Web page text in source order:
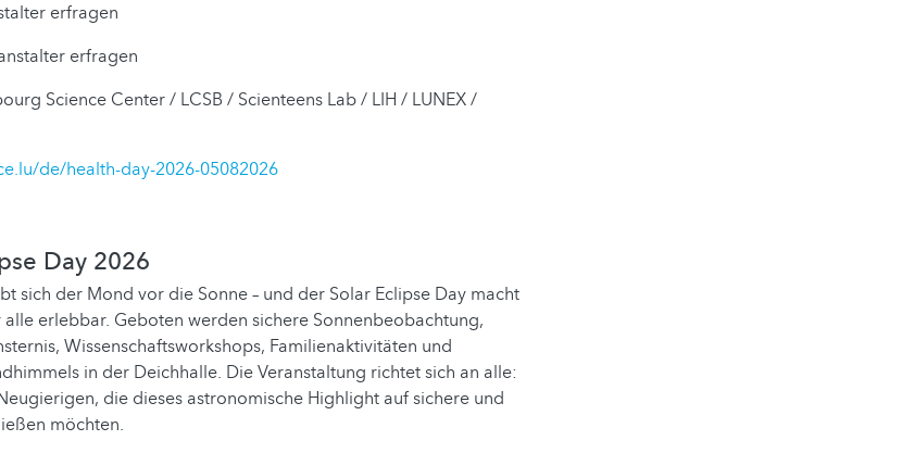
erfragen
erfragen
Science Center / LCSB / Scienteens Lab / LIH / LUNEX /
de/health-day-2026-05082026
Day 2026
sich der Mond vor die Sonne – und der Solar Eclipse Day macht
alle erlebbar. Geboten werden sichere Sonnenbeobachtung,
Wissenschaftsworkshops, Familienaktivitäten und
in der Deichhalle. Die Veranstaltung richtet sich an alle:
die dieses astronomische Highlight auf sichere und
möchten.